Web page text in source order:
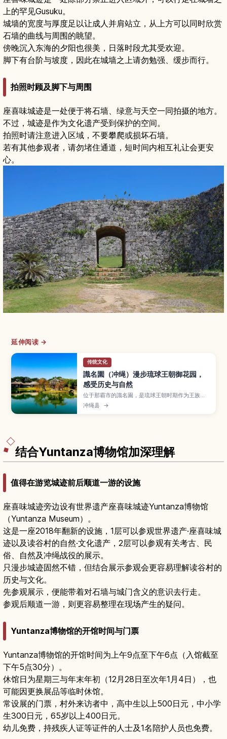
上的罕见Gusuku。
城墙的宽度与厚度足以让成人并肩站立，从上方可以同时欣赏
石墙的曲线与周围的眺望。
傍晚沉入东海的夕阳也很美，日落时段尤其受欢迎。
脚下有台阶与坡度，因此在城墙之上请勿勉强、缓步而行。
拍照时顾及脚下与周围
座喜味城迹是一处便于将石墙、绿意与天空一同拍摄的地方。
不过，城迹是作为文化遗产受到保护的空间。
拍照时请注意进入区域，不要攀爬或损坏石墙。
若有其他参观者，请勿堵住通道，短时间内相互礼让会更安
心。
延伸阅读 →
传统文化
識名園（冲绳）漫步琉球王朝御花园，
感受历史与自然
位于那霸市的識名園，是琉球王朝时期作为王族别
邸与接待使节之用而建的庭园，并已列入世界遗
产。文章介绍以池塘与六角堂为中心的庭园景观、
冲绳县 →
结合Yuntanza博物馆加深理解
值得在游览城迹前后顺道一游的设施
座喜味城迹旁边设有世界遗产座喜味城迹Yuntanza博物馆
（Yuntanza Museum）。
这是一座2018年翻新的设施，1层可以参观世界遗产·座喜味城
迹以及读谷村的自然·文化遗产，2层可以参观有关考古、民
俗、自然及冲绳战役的展示。
只漫步城迹固然不错，但结合展示参观会更容易理解读谷村的
历史与文化。
先参观展示，便能带着对石墙与城门含义的意识去行走。
参观后顺道一游，则更容易整理在现场产生的疑问。
Yuntanza博物馆的开馆时间与门票
Yuntanza博物馆的开馆时间为上午9点至下午6点（入馆截至
下午5点30分）。
休馆日为星期三与年末年初（12月28日至次年1月4日），也
可能因更换展品等临时休馆。
常设展的门票，村外来访者中，高中生以上500日元，中小学
生300日元，65岁以上400日元。
幼儿免费，持残疾人证等证件的人士及1名陪护人员也免费。